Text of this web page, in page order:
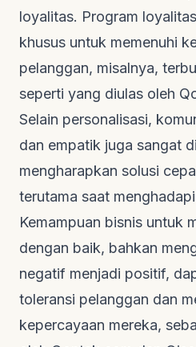
loyalitas. Program
khusus untuk memenuhi
pelanggan, misalnya,
seperti yang diulas oleh
Selain personalisasi,
dan empatik juga sangat
mengharapkan solusi
terutama saat
Kemampuan bisnis untuk
dengan baik, bahkan
negatif menjadi positif,
toleransi pelanggan dan
kepercayaan mereka,